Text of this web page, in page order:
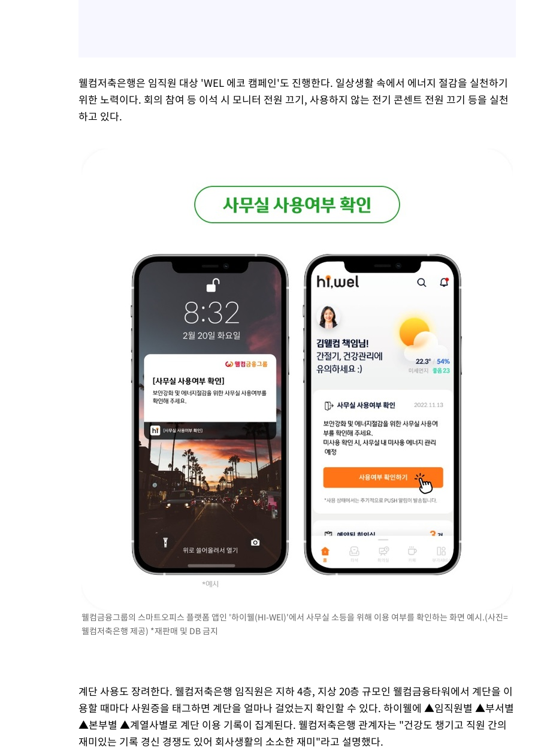
웰컴저축은행은 임직원 대상 'WEL 에코 캠페인'도 진행한다. 일상생활 속에서 에너지 절감을 실천하기
위한 노력이다. 회의 참여 등 이석 시 모니터 전원 끄기, 사용하지 않는 전기 콘센트 전원 끄기 등을 실천
하고 있다.
웰컴금융그룹의 스마트오피스 플랫폼 앱인 '하이웰(HI-WEl)'에서 사무실 소등을 위해 이용 여부를 확인하는 화면 예시.(사진=
웰컴저축은행 제공) *재판매 및 DB 금지
계단 사용도 장려한다. 웰컴저축은행 임직원은 지하 4층, 지상 20층 규모인 웰컴금융타워에서 계단을 이
용할 때마다 사원증을 태그하면 계단을 얼마나 걸었는지 확인할 수 있다. 하이웰에 ▲임직원별 ▲부서별
▲본부별 ▲계열사별로 계단 이용 기록이 집계된다. 웰컴저축은행 관계자는 "건강도 챙기고 직원 간의
재미있는 기록 경신 경쟁도 있어 회사생활의 소소한 재미"라고 설명했다.